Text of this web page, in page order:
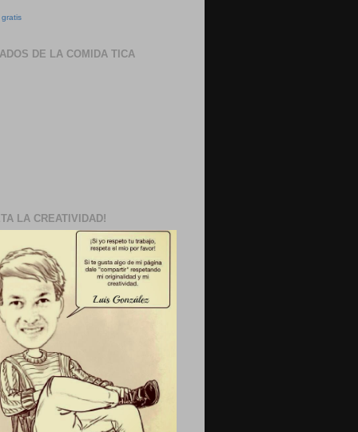
DE LA COMIDA TICA
LA CREATIVIDAD!